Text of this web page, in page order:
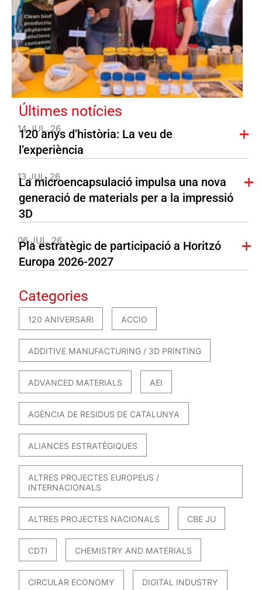
Últimes notícies
14 JUL. 26
120 anys d’història: La veu de
l’experiència
13 JUL. 26
La microencapsulació impulsa una nova
generació de materials per a la impressió
3D
06 JUL. 26
Pla estratègic de participació a Horitzó
Europa 2026-2027
Categories
120 ANIVERSARI ACCIO
ADDITIVE MANUFACTURING / 3D PRINTING
ADVANCED MATERIALS AEI
AGÈNCIA DE RESIDUS DE CATALUNYA
ALIANCES ESTRATÈGIQUES
ALTRES PROJECTES EUROPEUS /
INTERNACIONALS
ALTRES PROJECTES NACIONALS CBE JU
CDTI CHEMISTRY AND MATERIALS
CIRCULAR ECONOMY DIGITAL INDUSTRY